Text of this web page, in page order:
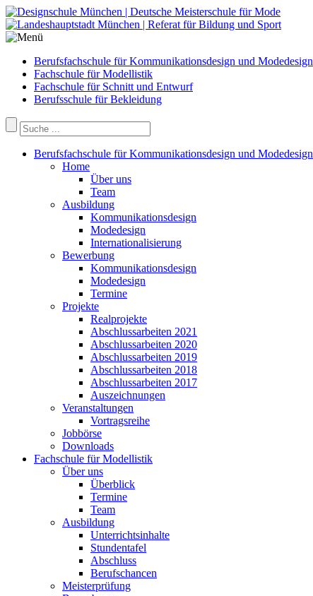
Berufsfachschule für Kommunikationsdesign und Modedesign
Fachschule für Modellistik
Fachschule für Schnitt und Entwurf
Berufsschule für Bekleidung
Berufsfachschule für Kommunikationsdesign und Modedesign
Home
Über uns
Team
Ausbildung
Kommunikationsdesign
Modedesign
Internationalisierung
Bewerbung
Kommunikationsdesign
Modedesign
Termine
Projekte
Realprojekte
Abschlussarbeiten 2021
Abschlussarbeiten 2020
Abschlussarbeiten 2019
Abschlussarbeiten 2018
Abschlussarbeiten 2017
Auszeichnungen
Veranstaltungen
Vortragsreihe
Jobbörse
Downloads
Fachschule für Modellistik
Über uns
Überblick
Termine
Team
Ausbildung
Unterrichtsinhalte
Stundentafel
Abschluss
Berufschancen
Meisterprüfung